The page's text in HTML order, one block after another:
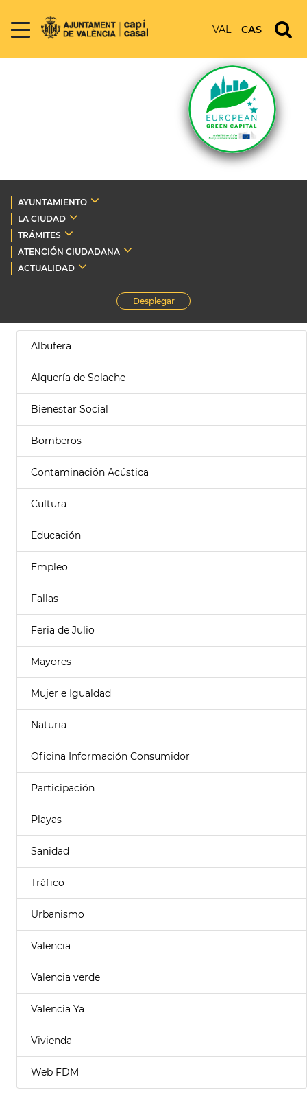
VAL CAS
AYUNTAMIENTO
LA CIUDAD
TRÁMITES
ATENCIÓN CIUDADANA
ACTUALIDAD
Desplegar
Albufera
Alquería de Solache
Bienestar Social
Bomberos
Contaminación Acústica
Cultura
Educación
Empleo
Fallas
Feria de Julio
Mayores
Mujer e Igualdad
Naturia
Oficina Información Consumidor
Participación
Playas
Sanidad
Tráfico
Urbanismo
Valencia
Valencia verde
Valencia Ya
Vivienda
Web FDM